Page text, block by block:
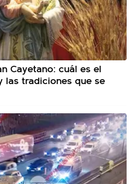
Cayetano: cuál es el
las tradiciones que se